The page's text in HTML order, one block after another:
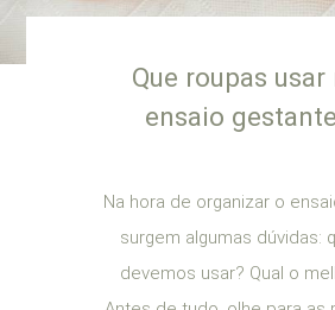
Que roupas usar
ensaio
Na hora de organizar o
surgem algumas dúvidas:
devemos usar? Qual o